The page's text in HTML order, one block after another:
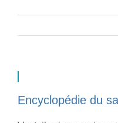
Encyclopédie du